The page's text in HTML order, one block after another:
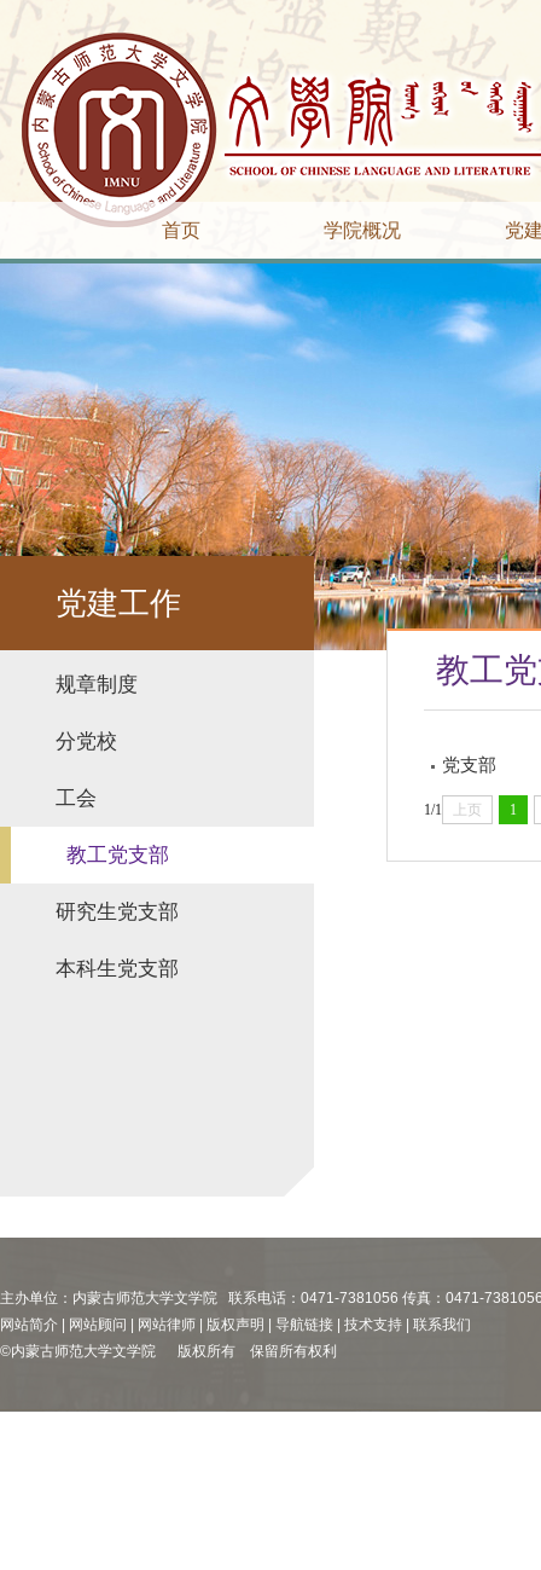
首页 学院概况 党
党建工作
规章制度
分党校
工会
教工党支部
研究生党支部
本科生党支部
教工
党支部
1/1 上页 1
主办单位：内蒙古师范大学文学院 联系电话：0471-7381056 传真：0471-
网站简介 | 网站顾问 | 网站律师 | 版权声明 | 导航链接 | 技术支持 | 联系我们
©内蒙古师范大学文学院 版权所有 保留所有权利